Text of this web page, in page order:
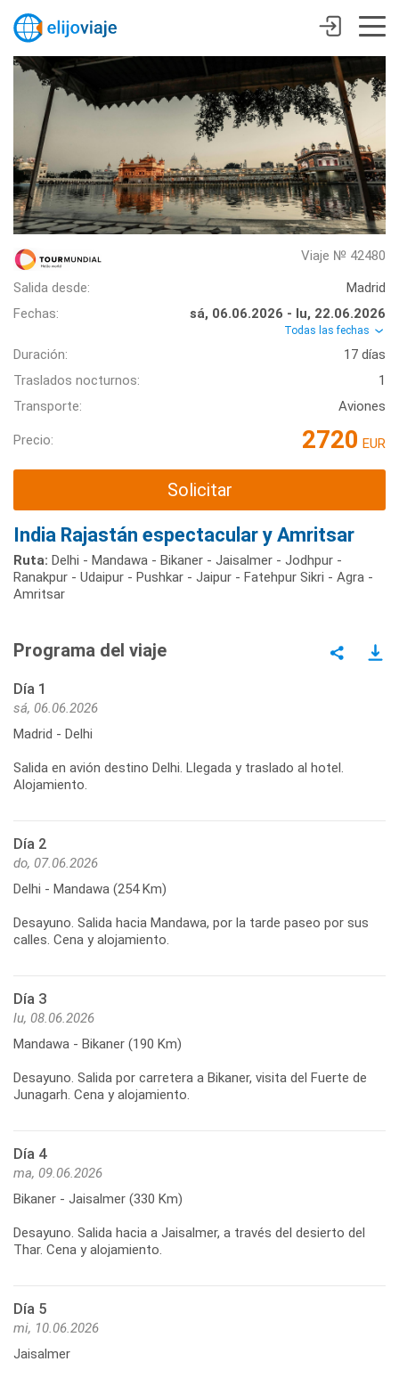
Viaje № 42480
Salida desde:
Madrid
Fechas:
sá, 06.06.2026 - lu, 22.06.2026
Todas las fechas
Duración:
17 días
Traslados nocturnos:
1
Transporte:
Aviones
Precio: 2720 EUR
Solicitar
India Rajastán espectacular y Amritsar
Ruta: Delhi - Mandawa - Bikaner - Jaisalmer - Jodhpur -
Ranakpur - Udaipur - Pushkar - Jaipur - Fatehpur Sikri - Agra -
Amritsar
Programa del viaje
Día 1
sá, 06.06.2026
Madrid - Delhi
Salida en avión destino Delhi. Llegada y traslado al hotel.
Alojamiento.
Día 2
do, 07.06.2026
Delhi - Mandawa (254 Km)
Desayuno. Salida hacia Mandawa, por la tarde paseo por sus
calles. Cena y alojamiento.
Día 3
lu, 08.06.2026
Mandawa - Bikaner (190 Km)
Desayuno. Salida por carretera a Bikaner, visita del Fuerte de
Junagarh. Cena y alojamiento.
Día 4
ma, 09.06.2026
Bikaner - Jaisalmer (330 Km)
Desayuno. Salida hacia a Jaisalmer, a través del desierto del
Thar. Cena y alojamiento.
Día 5
mi, 10.06.2026
Jaisalmer